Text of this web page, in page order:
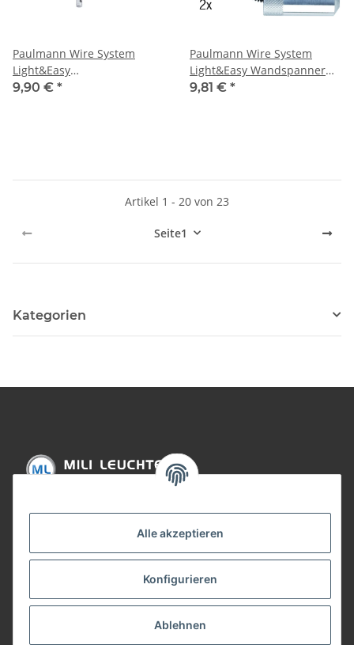
Alle akzeptieren
Konfigurieren
Ablehnen
Paulmann Wire System
Light&Easy
Umlenker/Abhängung
9,90 € *
Paulmann Wire System
Light&Easy Wandspanner
flexibel 1 Paar 42mm Chrom
9,81 € *
Artikel 1 - 20 von 23
Seite1
Kategorien
Gesetzliche Informationen
Bezahlung